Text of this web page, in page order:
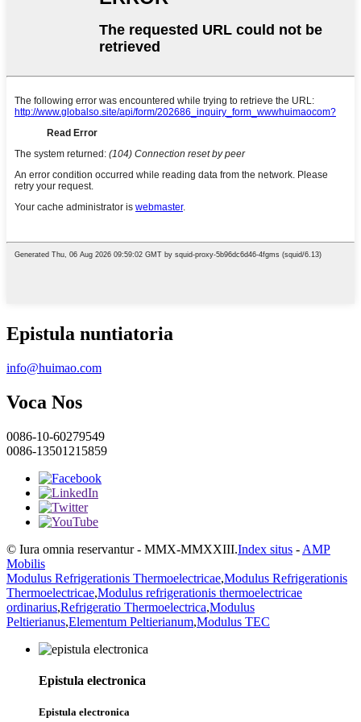
Epistula nuntiatoria
info@huimao.com
Voca Nos
0086-10-60279549
0086-13501215859
© Iura omnia reservantur - MMX-MMXXIII.Index situs - AMP
Mobilis
Modulus Refrigerationis Thermoelectricae,Modulus Refrigerationis
Thermoelectricae,Modulus refrigerationis thermoelectricae
ordinarius,Refrigeratio Thermoelectrica,Modulus
Peltierianus,Elementum Peltierianum,Modulus TEC
Epistula electronica
Epistula electronica